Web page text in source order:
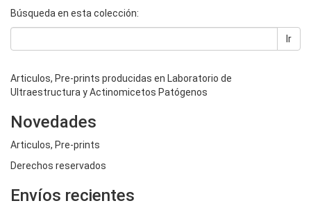
Búsqueda en esta colección:
Ir
Articulos, Pre-prints producidas en Laboratorio de
Ultraestructura y Actinomicetos Patógenos
Novedades
Articulos, Pre-prints
Derechos reservados
Envíos recientes